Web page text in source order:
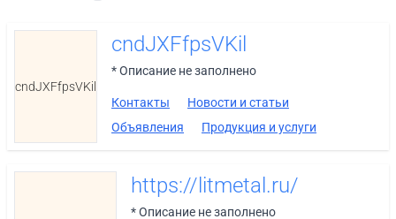
cndJXFfpsVKil
cndJXFfpsVKil
* Описание не заполнено
Контакты
Новости и статьи
Объявления
Продукция и услуги
https://litmetal.ru/
* Описание не заполнено